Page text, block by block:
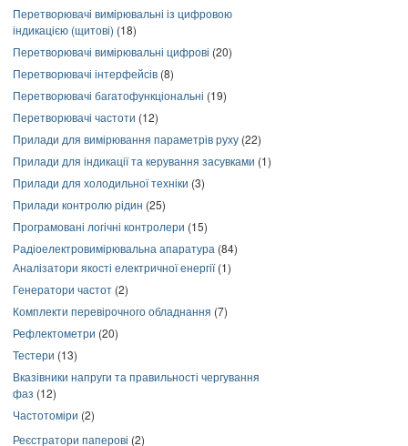
Перетворювачі вимірювальні із цифровою
індикацією (щитові) (18)
Перетворювачі вимірювальні цифрові (20)
Перетворювачі інтерфейсів (8)
Перетворювачі багатофункціональні (19)
Перетворювачі частоти (12)
Прилади для вимірювання параметрів руху (22)
Прилади для індикації та керування засувками (1)
Прилади для холодильної техніки (3)
Прилади контролю рідин (25)
Програмовані логічні контролери (15)
Радіоелектровимірювальна апаратура (84)
Аналізатори якості електричної енергії(1)
Генератори частот (2)
Комплекти перевірочного обладнання (7)
Рефлектометри (20)
Тестери (13)
Вказівники напруги та правильності чергування
фаз (12)
Частотоміри (2)
Реєстратори паперові (2)